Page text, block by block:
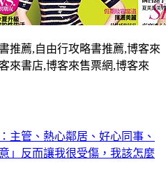
推薦,自由行攻略書推薦,博客來
來書店,博客來售票網,博客來
主管、熱心鄰居、好心同事、
反而讓我很受傷，我該怎麼